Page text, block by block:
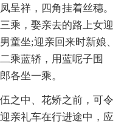
呈祥，四角挂着丝穗。
乘，娶亲去的路上女迎
童坐;迎亲回来时新娘、
乘蓝轿，用蓝呢子围
各坐一乘。
中、花矫之前，可令
亲礼车在行进途中，应